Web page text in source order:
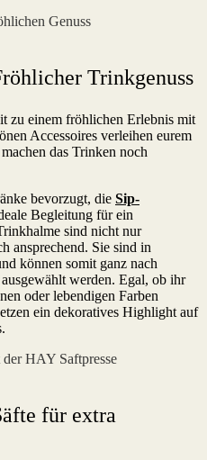
Trinkgenuss
zu einem fröhlichen Erlebnis mit
Accessoires verleihen eurem
das Trinken noch
bevorzugt, die Sip-
Begleitung für ein
sind nicht nur
ansprechend. Sie sind in
können somit ganz nach
werden. Egal, ob ihr
oder lebendigen Farben
ein dekoratives Highlight auf
für extra